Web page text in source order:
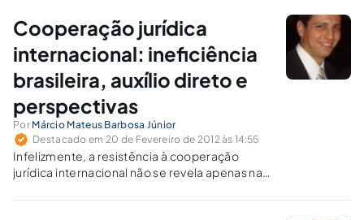
Cooperação jurídica
internacional: ineficiência
brasileira, auxílio direto e
perspectivas
Por Márcio Mateus Barbosa Júnior
Destacado em 20 de Fevereiro de 2012 às 14:55
Infelizmente, a resistência à cooperação
jurídica internacional não se revela apenas na
judiciárias e os sistemas jurídicos internos de